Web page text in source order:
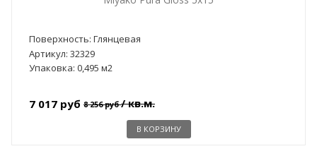
Поверхность: Глянцевая
Артикул: 32329
Упаковка: 0,495 м2
7 017 руб 8 256 руб/ кв.м.
В КОРЗИНУ